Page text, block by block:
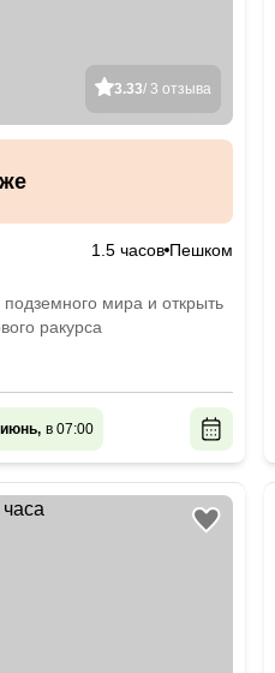
3.33/ 3 отзыва
1.5 часов Пешком
мира и открыть
ракурса
в 07:00